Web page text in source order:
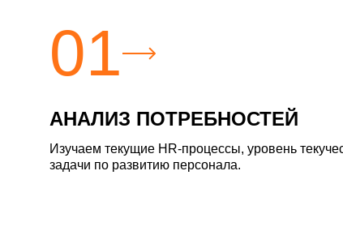
01
АНАЛИЗ ПОТРЕБНОСТЕЙ
Изучаем текущие HR-процессы, уровень
задачи по развитию персонала.